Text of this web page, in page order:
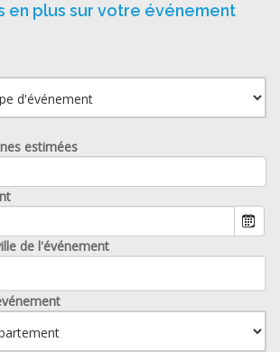
en plus sur votre événement
estimées
de l'événement